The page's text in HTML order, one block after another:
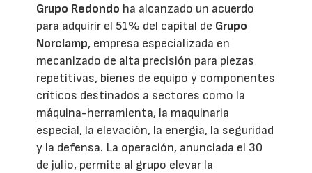
Grupo Redondo ha alcanzado un acuerdo
para adquirir el 51% del capital de Grupo
Norclamp, empresa especializada en
mecanizado de alta precisión para piezas
repetitivas, bienes de equipo y componentes
críticos destinados a sectores como la
máquina-herramienta, la maquinaria
especial, la elevación, la energía, la seguridad
y la defensa. La operación, anunciada el 30
de julio, permite al grupo elevar la